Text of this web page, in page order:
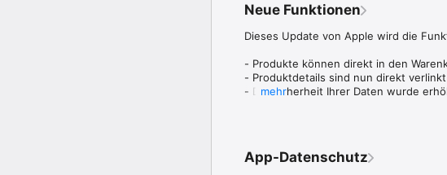
Neue Funktionen
Dieses Update von Apple wird die
- Produkte können direkt in den
- Produktdetails sind nun direkt verlinkt
- Die Sicherheit Ihrer Daten wurde
mehr
App-Datenschutz